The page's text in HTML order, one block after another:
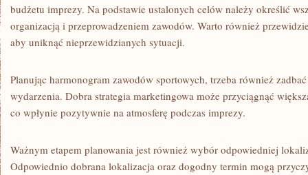
budżetu​ imprezy. ‍Na podstawie ustalonych ‍celów należy⁤ określić
organizacją i przeprowadzeniem zawodów. ⁢Warto również‍
aby uniknąć nieprzewidzianych sytuacji.
Planując harmonogram‌ zawodów ⁣sportowych, trzeba‍ również
wydarzenia. Dobra strategia marketingowa może przyciągnąć
co‍ wpłynie pozytywnie na ⁤atmosferę podczas imprezy.
Ważnym etapem⁤ planowania jest również wybór odpowiedniej
Odpowiednio dobrana lokalizacja oraz ⁤dogodny​ termin mogą